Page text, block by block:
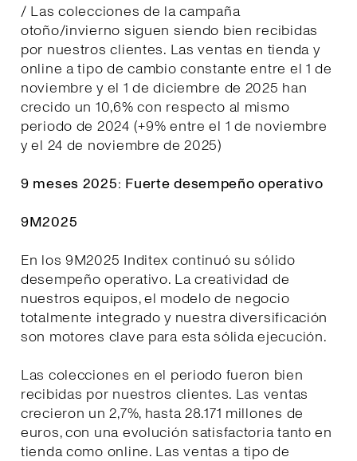
/ Las colecciones de la campaña
otoño/invierno siguen siendo bien recibidas
por nuestros clientes. Las ventas en tienda y
online a tipo de cambio constante entre el 1 de
noviembre y el 1 de diciembre de 2025 han
crecido un 10,6% con respecto al mismo
periodo de 2024 (+9% entre el 1 de noviembre
y el 24 de noviembre de 2025)
9 meses 2025: Fuerte desempeño operativo
9M2025
En los 9M2025 Inditex continuó su sólido
desempeño operativo. La creatividad de
nuestros equipos, el modelo de negocio
totalmente integrado y nuestra diversificación
son motores clave para esta sólida ejecución.
Las colecciones en el periodo fueron bien
recibidas por nuestros clientes. Las ventas
crecieron un 2,7%, hasta 28.171 millones de
euros, con una evolución satisfactoria tanto en
tienda como online. Las ventas a tipo de